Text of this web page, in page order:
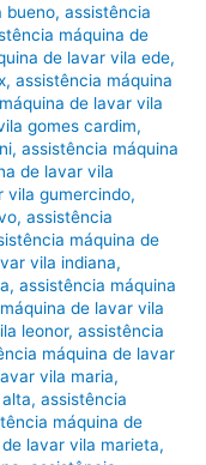
bueno,assistência
máquina de
de lavar vila ede,
,assistência máquina
de lavar vila
gomes cardim,
,assistência máquina
de lavar vila
vila gumercindo,
,assistência
máquina de
vila indiana,
,assistência máquina
de lavar vila
leonor,assistência
máquina de lavar
vila maria,
,assistência
máquina de
lavar vila marieta,